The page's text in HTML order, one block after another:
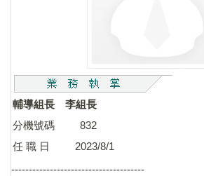
輔導組長 李組長
分機號碼 832
任 職 日 2023/8/1
--------------------------------------